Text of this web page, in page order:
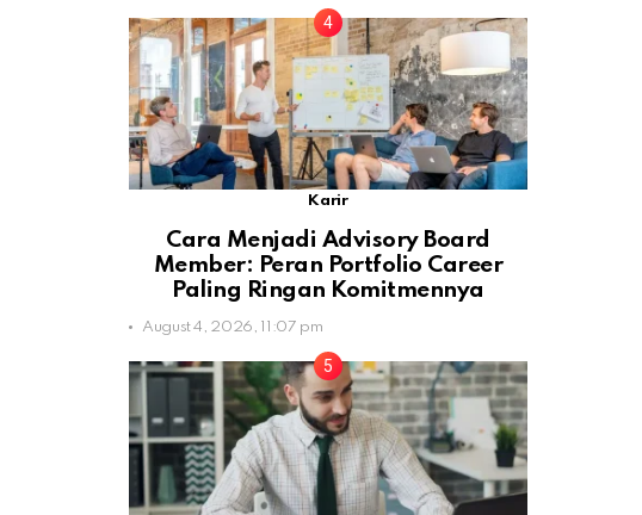
Karir
Cara Menjadi Advisory Board
Member: Peran Portfolio Career
Paling Ringan Komitmennya
August 4, 2026, 11:07 pm